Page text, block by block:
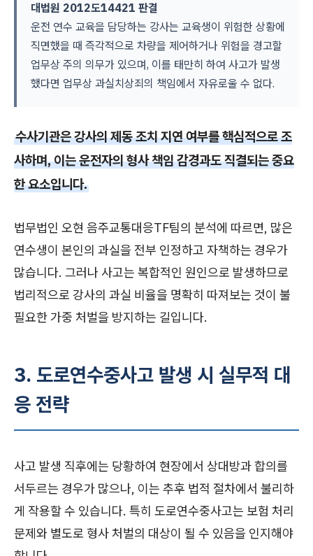
대법원 2012도14421 판결
운전 연수 교육을 담당하는 강사는 교육생이 위험한 상황에
직면했을 때 즉각적으로 차량을 제어하거나 위험을 경고할
업무상 주의 의무가 있으며, 이를 태만히 하여 사고가 발생
했다면 업무상 과실치상죄의 책임에서 자유로울 수 없다.
수사기관은 강사의 제동 조치 지연 여부를 핵심적으로 조
사하며, 이는 운전자의 형사 책임 감경과도 직결되는 중요
한 요소입니다.
법무법인 오현 음주교통대응TF팀의 분석에 따르면, 많은
연수생이 본인의 과실을 전부 인정하고 자책하는 경우가
많습니다. 그러나 사고는 복합적인 원인으로 발생하므로
법리적으로 강사의 과실 비율을 명확히 따져보는 것이 불
필요한 가중 처벌을 방지하는 길입니다.
3. 도로연수중사고 발생 시 실무적 대
응 전략
사고 발생 직후에는 당황하여 현장에서 상대방과 합의를
서두르는 경우가 많으나, 이는 추후 법적 절차에서 불리하
게 작용할 수 있습니다. 특히 도로연수중사고는 보험 처리
문제와 별도로 형사 처벌의 대상이 될 수 있음을 인지해야